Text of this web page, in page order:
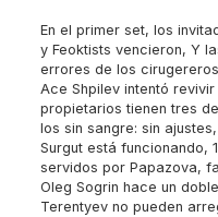
En el primer set, los
y Feoktists vencieron, Y
errores de los
Ace Shpilev intentó
propietarios tienen tres
los sin sangre: sin
Surgut está funcionando,
servidos por Papazova,
Oleg Sogrin hace un
Terentyev no pueden